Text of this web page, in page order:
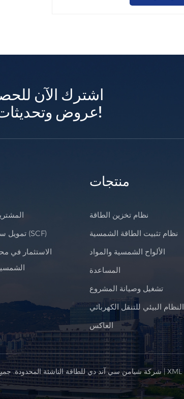
اشترك الآن
عروض وتحديثات حصرية!
تمويل سلسلة التوريد (SCF)
الاستثمار في
منتجات
نظام تخزين الطاقة
نظام تثبيت الطاقة الشمسية
الألواح الشمسية والمواد
المساعدة
تشغيل وصيانة المشروع
النظام البيئي للتنقل الكهربائي
العاكس
© شركة شيامن سي آند دي للطاقة الناشئة المحدودة.|XML|